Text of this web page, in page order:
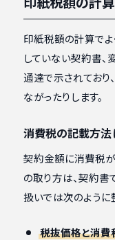
印紙税額の計算で
していない契約書
通達で示されており
ながったりします。
消費税の記載方
契約金額に消費税
の取り方は、契約書
扱いでは次のように
税抜価格と消費